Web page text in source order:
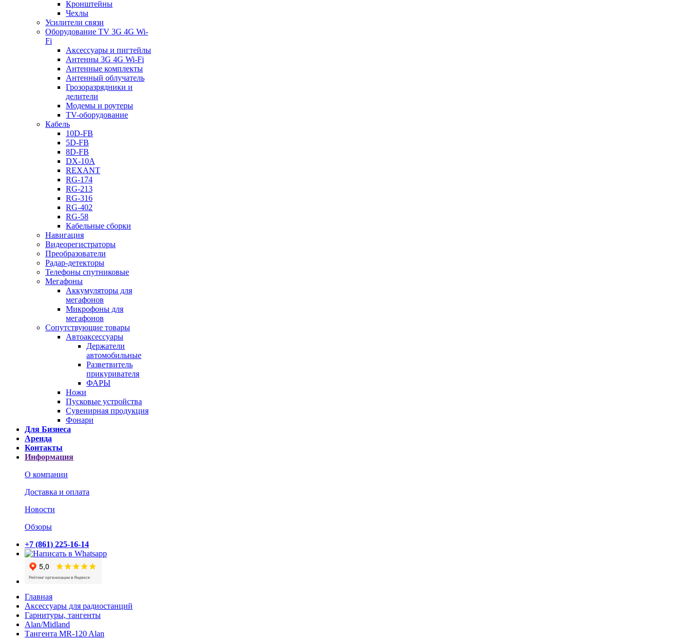
Кронштейны
Чехлы
Усилители связи
Оборудование TV 3G 4G Wi-
Fi
Аксессуары и пигтейлы
Антенны 3G 4G Wi-Fi
Антенные комплекты
Антенный облучатель
Грозоразрядники и
делители
Модемы и роутеры
TV-оборудование
Кабель
10D-FB
5D-FB
8D-FB
DX-10A
REXANT
RG-174
RG-213
RG-316
RG-402
RG-58
Кабельные сборки
Навигация
Видеорегистраторы
Преобразователи
Радар-детекторы
Телефоны спутниковые
Мегафоны
Аккумуляторы для
мегафонов
Микрофоны для
мегафонов
Сопутствующие товары
Автоаксессуары
Держатели
автомобильные
Разветвитель
прикуривателя
ФАРЫ
Ножи
Пусковые устройства
Сувенирная продукция
Фонари
Для Бизнеса
Аренда
Контакты
Информация
О компании
Доставка и оплата
Новости
Обзоры
+7 (861) 225-16-14
Главная
Аксессуары для радиостанций
Гарнитуры, тангенты
Alan/Midland
Тангента MR-120 Alan